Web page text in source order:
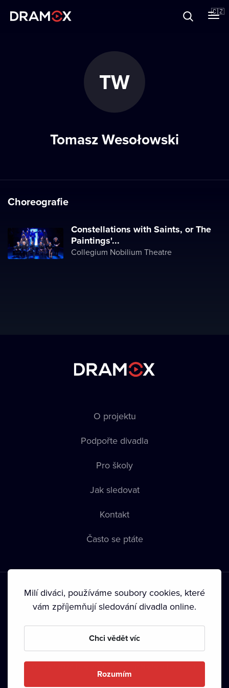
🇨🇿
TW
Tomasz Wesołowski
Choreografie
Constellations with Saints, or The
Paintings'...
Collegium Nobilium Theatre
O projektu
Podpořte divadla
Pro školy
Jak sledovat
Kontakt
Často se ptáte
Podmínky používání • Ochrana soukromí • Zásady používání
• Autorská práva•
Milí diváci, používáme soubory cookies, které
vám zpříjemňují sledování divadla online.
Chci vědět víc
Rozumím